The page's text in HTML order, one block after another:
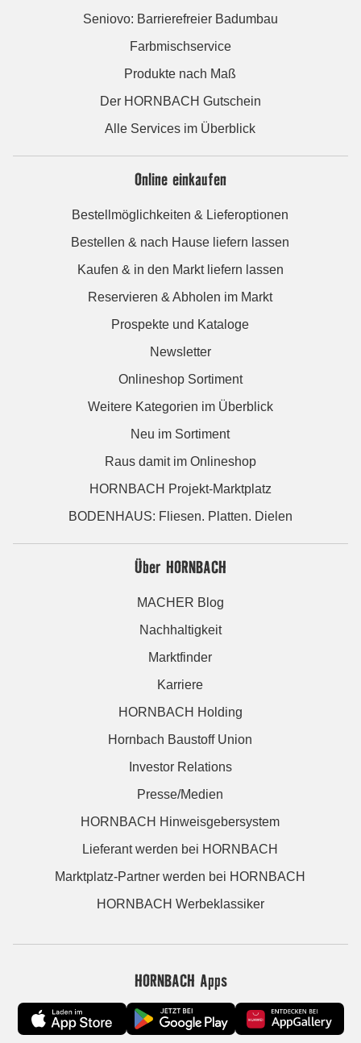
Seniovo: Barrierefreier Badumbau
Farbmischservice
Produkte nach Maß
Der HORNBACH Gutschein
Alle Services im Überblick
Online einkaufen
Bestellmöglichkeiten & Lieferoptionen
Bestellen & nach Hause liefern lassen
Kaufen & in den Markt liefern lassen
Reservieren & Abholen im Markt
Prospekte und Kataloge
Newsletter
Onlineshop Sortiment
Weitere Kategorien im Überblick
Neu im Sortiment
Raus damit im Onlineshop
HORNBACH Projekt-Marktplatz
BODENHAUS: Fliesen. Platten. Dielen
Über HORNBACH
MACHER Blog
Nachhaltigkeit
Marktfinder
Karriere
HORNBACH Holding
Hornbach Baustoff Union
Investor Relations
Presse/Medien
HORNBACH Hinweisgebersystem
Lieferant werden bei HORNBACH
Marktplatz-Partner werden bei HORNBACH
HORNBACH Werbeklassiker
HORNBACH Apps